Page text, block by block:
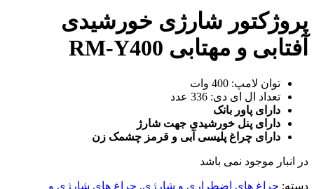
بود.
۲,۵۰۰,۰۰۰ تومان.
پروژکتور شارژی خورشیدی
آفتابی و مهتابی RM-Y400
توان لامپ: 400 وات
تعداد ال ای دی: 336 عدد
دارای پاور بانک
دارای پنل خورشیدی جهت شارژ
دارای چراغ پلیسی آبی و قرمز چشمک زن
در انبار موجود نمی باشد
دسته: چراغ های اضطراری و شارژی, چراغ های شارژی و